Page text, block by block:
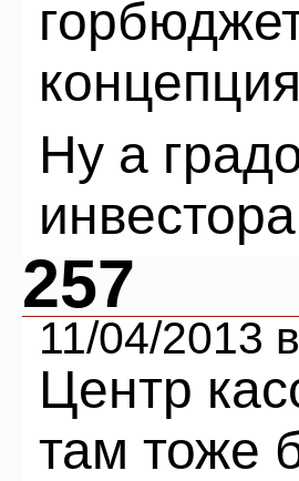
Ну а
257
11/04/2013
Центр
там тоже